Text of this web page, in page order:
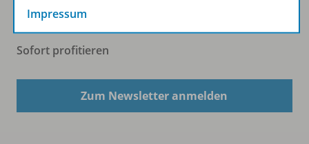
Sofort profitieren
Zum Newsletter anmelden
Impressum